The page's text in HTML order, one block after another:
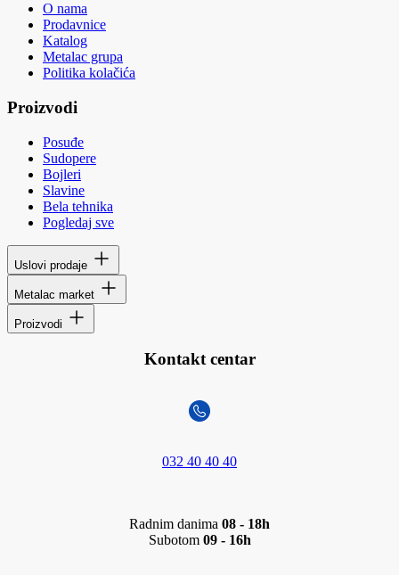
O nama
Prodavnice
Katalog
Metalac grupa
Politika kolačića
Proizvodi
Posuđe
Sudopere
Bojleri
Slavine
Bela tehnika
Pogledaj sve
Uslovi prodaje
Metalac market
Proizvodi
Kontakt centar
032 40 40 40
Radnim danima 08 - 18h
Subotom 09 - 16h